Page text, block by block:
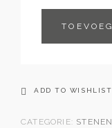
ADD TO WISHLIST
CATEGORIE: